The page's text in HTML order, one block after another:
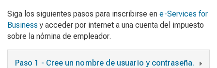
Siga los siguientes pasos para inscribirse en e-Services for
Business y acceder por internet a una cuenta del impuesto
sobre la nómina de empleador.
Paso 1 - Cree un nombre de usuario y contraseña.